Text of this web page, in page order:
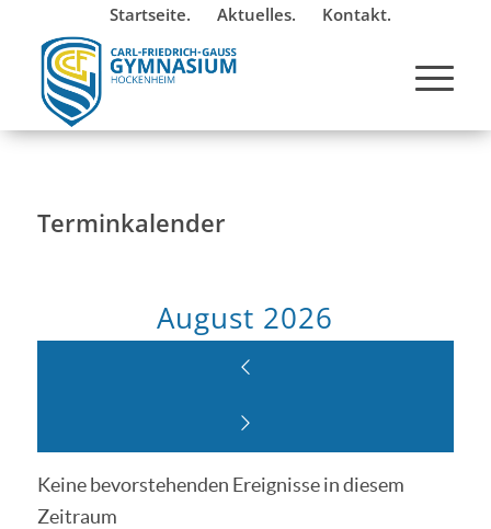
Startseite. Aktuelles. Kontakt.
Terminkalender
August 2026
Keine bevorstehenden Ereignisse in diesem
Zeitraum